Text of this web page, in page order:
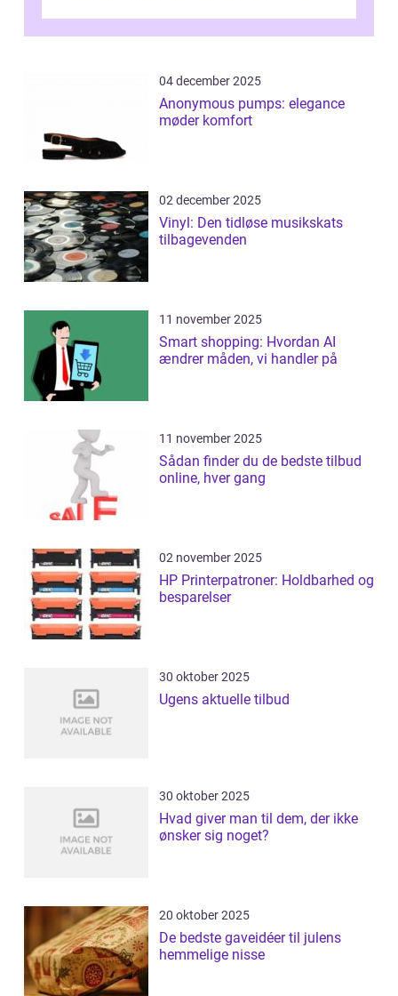
04 december 2025
Anonymous pumps: elegance
møder komfort
02 december 2025
Vinyl: Den tidløse musikskats
tilbagevenden
11 november 2025
Smart shopping: Hvordan AI
ændrer måden, vi handler på
11 november 2025
Sådan finder du de bedste tilbud
online, hver gang
02 november 2025
HP Printerpatroner: Holdbarhed og
besparelser
30 oktober 2025
Ugens aktuelle tilbud
30 oktober 2025
Hvad giver man til dem, der ikke
ønsker sig noget?
20 oktober 2025
De bedste gaveidéer til julens
hemmelige nisse